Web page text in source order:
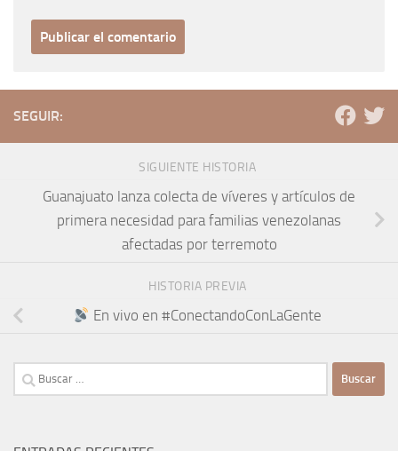
SEGUIR:
SIGUIENTE HISTORIA
Guanajuato lanza colecta de víveres y artículos de
primera necesidad para familias venezolanas
afectadas por terremoto
HISTORIA PREVIA
En vivo en #ConectandoConLaGente
Buscar: